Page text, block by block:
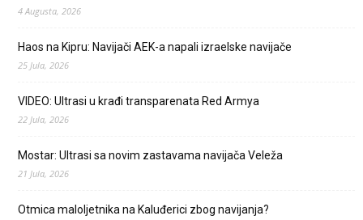
4 Augusta, 2026
Haos na Kipru: Navijači AEK-a napali izraelske navijače
25 Jula, 2026
VIDEO: Ultrasi u krađi transparenata Red Armya
22 Jula, 2026
Mostar: Ultrasi sa novim zastavama navijača Veleža
21 Jula, 2026
Otmica maloljetnika na Kaluđerici zbog navijanja?